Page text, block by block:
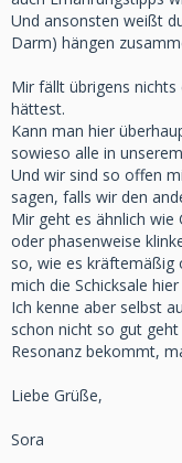
Und ansonsten weißt
Darm) hängen
Mir fällt übrigens
hättest.
Kann man hier
sowieso alle in
Und wir sind so offen
sagen, falls wir den
Mir geht es ähnlich wie
oder phasenweise
so, wie es kräftemäßig
mich die Schicksale
Ich kenne aber selbst
schon nicht so gut
Resonanz bekommt,
Liebe Grüße,
Sora